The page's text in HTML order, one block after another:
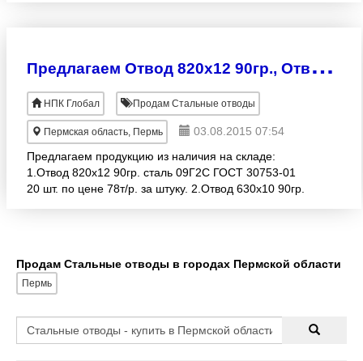
П
редлагаем Отвод 820x12 90гр., Отвод 630x10 90гр., ГОСТ 30753-01.
НПК Глобал Продам Стальные отводы
Пермская область, Пермь
03.08.2015 07:54
Предлагаем продукцию из наличия на складе:
1.Отвод 820x12 90гр. сталь 09Г2С ГОСТ 30753-01
20 шт. по цене 78т/р. за штуку. 2.Отвод 630x10 90гр.
Продам Стальные отводы в городах Пермской области
Пермь